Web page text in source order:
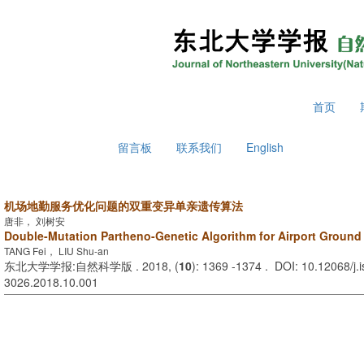
首页
留言板 联系我们 English
机场地勤服务优化问题的双重变异单亲遗传算法
唐非， 刘树安
Double-Mutation Partheno-Genetic Algorithm for Airport
TANG Fei， LIU Shu-an
东北大学学报:自然科学版 . 2018, (10): 1369 -1374 . DOI: 10.12068/
3026.2018.10.001